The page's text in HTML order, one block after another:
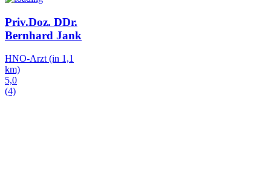
Priv.Doz. DDr.
Bernhard Jank
HNO-Arzt (in 1,1
km)
5,0
(4)